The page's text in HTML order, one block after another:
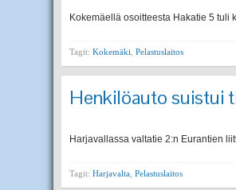
Kokemäellä osoitteesta Hakatie 5 tuli
Tagit: Kokemäki Pelastuslaitos
Henkilöauto suistui
Harjavallassa valtatie 2:n Eurantien
Tagit: Harjavalta Pelastuslaitos